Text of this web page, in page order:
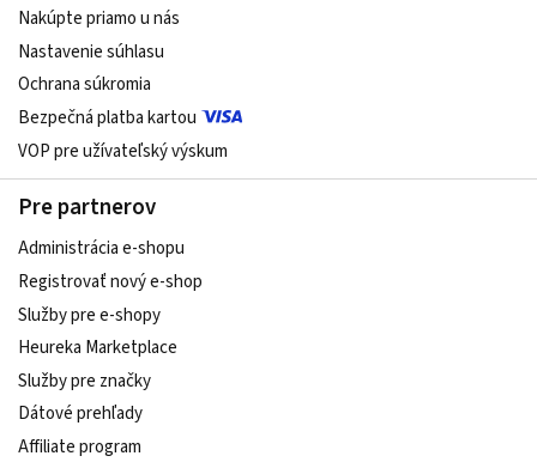
Nakúpte priamo u nás
Nastavenie súhlasu
Ochrana súkromia
Bezpečná platba kartou
VOP pre užívateľský výskum
Pre partnerov
Administrácia e-shopu
Registrovať nový e-shop
Služby pre e‑shopy
Heureka Marketplace
Služby pre značky
Dátové prehľady
Affiliate program